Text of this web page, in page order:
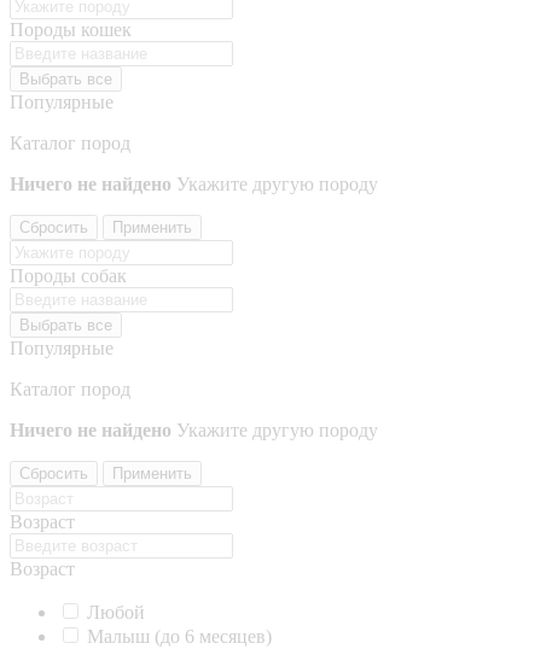
Породы кошек
Выбрать все
Популярные
Каталог пород
Ничего не найдено Укажите другую породу
Сбросить Применить
Породы собак
Выбрать все
Популярные
Каталог пород
Ничего не найдено Укажите другую породу
Сбросить Применить
Возраст
Возраст
Любой
Малыш (до 6 месяцев)